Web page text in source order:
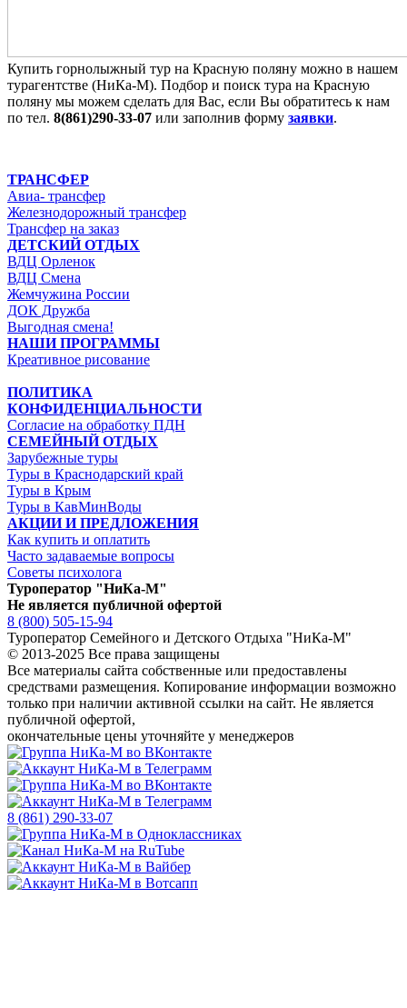
Купить горнолыжный тур на Красную поляну можно в нашем
турагентстве (НиКа-М). Подбор и поиск тура на Красную
поляну мы можем сделать для Вас, если Вы обратитесь к нам
по тел. 8(861)290-33-07 или заполнив форму заявки.
ТРАНСФЕР
Авиа- трансфер
Железнодорожный трансфер
Трансфер на заказ
ДЕТСКИЙ ОТДЫХ
ВДЦ Орленок
ВДЦ Смена
Жемчужина России
ДОК Дружба
Выгодная смена!
НАШИ ПРОГРАММЫ
Креативное рисование
ПОЛИТИКА
КОНФИДЕНЦИАЛЬНОСТИ
Согласие на обработку ПДН
СЕМЕЙНЫЙ ОТДЫХ
Зарубежные туры
Туры в Краснодарский край
Туры в Крым
Туры в КавМинВоды
АКЦИИ И ПРЕДЛОЖЕНИЯ
Как купить и оплатить
Часто задаваемые вопросы
Советы психолога
Туроператор "НиКа-М"
Не является публичной офертой
8 (800) 505-15-94
Туроператор Семейного и Детского Отдыха "НиКа-М"
© 2013-2025 Все права защищены
Все материалы сайта собственные или предоставлены
средствами размещения. Копирование информации возможно
только при наличии активной ссылки на сайт. Не является
публичной офертой,
окончательные цены уточняйте у менеджеров
8 (861) 290-33-07